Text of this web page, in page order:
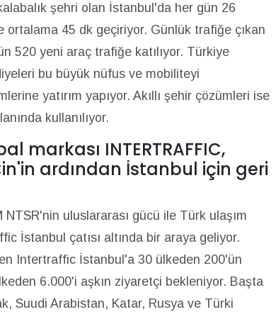
şehri olan İstanbul'da her gün 26
45 dk geçiriyor. Günlük trafiğe çıkan
520 yeni araç trafiğe katılıyor. Türkiye
bu büyük nüfus ve mobiliteyi
yatırım yapıyor. Akıllı şehir çözümleri ise
kullanılıyor.
markası INTERTRAFFIC,
ardından İstanbul için geri
uluslararası gücü ile Türk ulaşım
İstanbul çatısı altında bir araya geliyor.
Intertraffic İstanbul'a 30 ülkeden 200'ün
6.000'i aşkın ziyaretçi bekleniyor. Başta
Suudi Arabistan, Katar, Rusya ve Türki